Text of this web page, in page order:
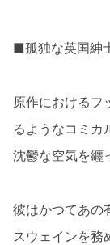
■孤独な英国紳
原作におけるフ
るようなコミカ
沈鬱な空気を纏
彼はかつてあの
スウェインを務